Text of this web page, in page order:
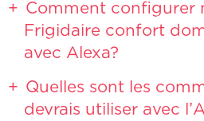
Comment configurer
Frigidaire confort
avec Alexa?
Quelles sont les
devrais utiliser avec